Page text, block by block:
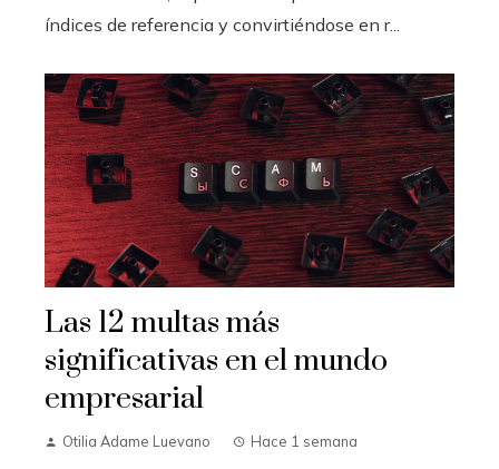
índices de referencia y convirtiéndose en r...
Las 12 multas más
significativas en el mundo
empresarial
Otilia Adame Luevano Hace 1 semana